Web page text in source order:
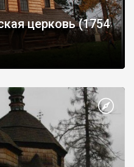
церковь (1754